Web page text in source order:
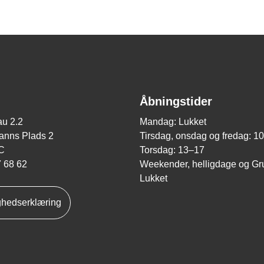
2.2
Plads 2
68 62
Åbningstider
Mandag: Lukket
Tirsdag, onsdag og fredag:
Torsdag: 13–17
Weekender, helligdage og
Lukket